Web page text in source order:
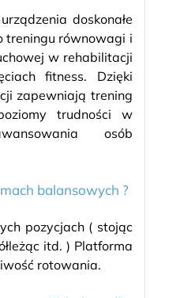
doskonałe
treningu równowagi i
w rehabilitacji
fitness. Dzięki
zapewniają trening
trudności w
osób
balansowych ?
pozycjach ( stojąc
itd. ) Platforma
rotowania.